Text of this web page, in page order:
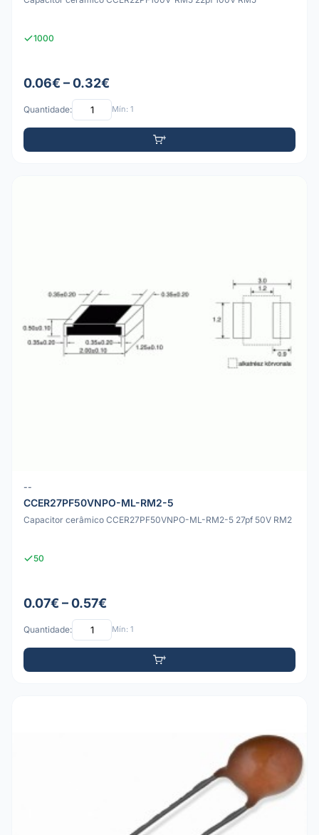
1000
0.06€ – 0.32€
Quantidade: Mín: 1
--
CCER27PF50VNPO-ML-RM2-5
Capacitor cerâmico CCER27PF50VNPO-ML-RM2-5 27pf 50V RM2
50
0.07€ – 0.57€
Quantidade: Mín: 1